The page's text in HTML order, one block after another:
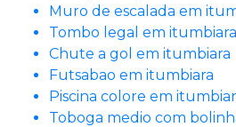
Muro de escalada em
Tombo legal em itumbiara
Chute a gol em itumbiara
Futsabao em itumbiara
Piscina colore em
Toboga medio com